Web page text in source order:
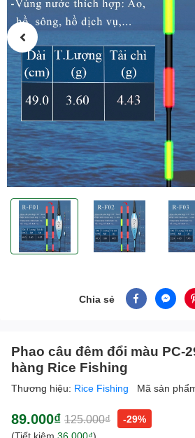
Chia sẻ
Phao câu đêm đổi màu PC-
hàng Rice Fishing
Thương hiệu: Rice Fishing Mã sản
89.000₫ 125.000₫
-29%